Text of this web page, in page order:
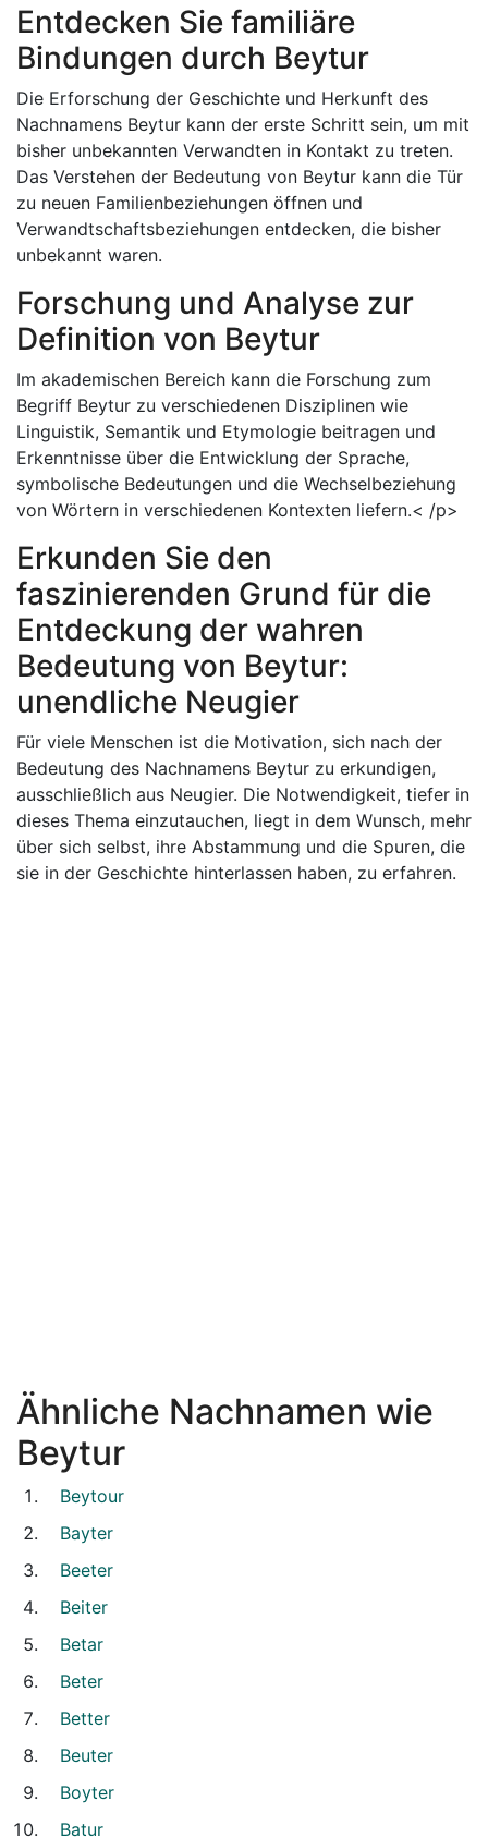
Entdecken Sie familiäre
Bindungen durch Beytur
Die Erforschung der Geschichte und Herkunft des
Nachnamens Beytur kann der erste Schritt sein, um mit
bisher unbekannten Verwandten in Kontakt zu treten.
Das Verstehen der Bedeutung von Beytur kann die Tür
zu neuen Familienbeziehungen öffnen und
Verwandtschaftsbeziehungen entdecken, die bisher
unbekannt waren.
Forschung und Analyse zur
Definition von Beytur
Im akademischen Bereich kann die Forschung zum
Begriff Beytur zu verschiedenen Disziplinen wie
Linguistik, Semantik und Etymologie beitragen und
Erkenntnisse über die Entwicklung der Sprache,
symbolische Bedeutungen und die Wechselbeziehung
von Wörtern in verschiedenen Kontexten liefern.< /p>
Erkunden Sie den
faszinierenden Grund für die
Entdeckung der wahren
Bedeutung von Beytur:
unendliche Neugier
Für viele Menschen ist die Motivation, sich nach der
Bedeutung des Nachnamens Beytur zu erkundigen,
ausschließlich aus Neugier. Die Notwendigkeit, tiefer in
dieses Thema einzutauchen, liegt in dem Wunsch, mehr
über sich selbst, ihre Abstammung und die Spuren, die
sie in der Geschichte hinterlassen haben, zu erfahren.
Ähnliche Nachnamen wie
Beytur
Beytour
Bayter
Beeter
Beiter
Betar
Beter
Better
Beuter
Boyter
Batur